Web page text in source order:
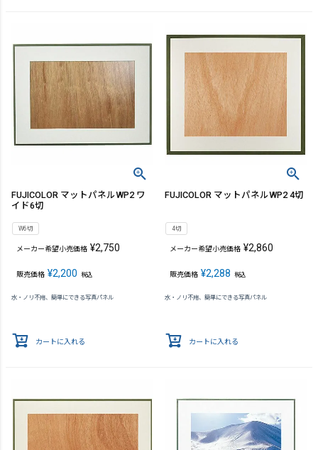
FUJICOLOR マットパネルWP2 ワ
イド6切
W6切
メーカー希望小売価格 ¥2,750
販売価格 ¥2,200 税込
水・ノリ不用、簡単にできる写真パネル
カートに入れる
FUJICOLOR マットパネルWP2 4切
4切
メーカー希望小売価格 ¥2,860
販売価格 ¥2,288 税込
水・ノリ不用、簡単にできる写真パネル
カートに入れる